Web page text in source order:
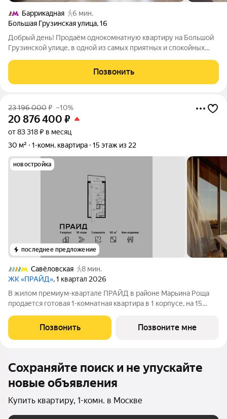
Баррикадная
6 мин.
Большая Грузинская улица,16
Добрый день! Продаём однокомнатную квартиру на Большой
Грузинской улице, в одной из самых приятных и спокойных
Редкое сочетание центра Москвы и комфортной жилой среды:
тихие улицы и дворы,
Позвонить
23 196 000₽ –10%
20 876 400 ₽
от 83 318 ₽ в месяц
30 м²
1-комн. квартира 15 этаж из 22
новостройка
последнее предложение
Савёловская
8 мин.
ЖК «ПРАЙД», 1 квартал 2026
В жилом премиум-квартале ПРАЙД в районе Марьина Роща
продается готовая 1-комнатная квартира в 1 корпусе, на 15
PIONEER. Ключи в 2026 году. Площадь комнат: кухня-
Позвонить Позвоните мне
Сохраняйте поиск и не упускайте
новые объявления
Купить квартиру, 1-комн. в Москве